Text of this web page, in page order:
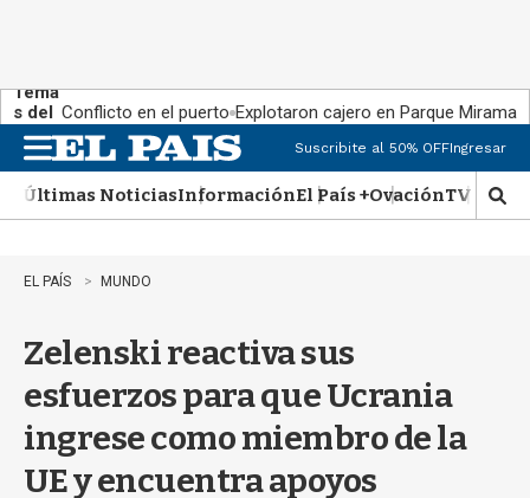
Tema
s del
día:
Conflicto en el puerto Explotaron cajero en Parque Miramar
n
u
Suscribite al 50% OFFIngresar
Últimas NoticiasInformaciónEl País +OvaciónTV Show
M
o
EL PAÍS MUNDO
Zelenski reactiva sus
esfuerzos para que Ucrania
ingrese como miembro de la
UE y encuentra apoyos